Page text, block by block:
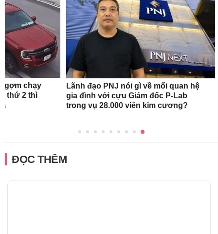
chạy
thứ 2 thì
Lãnh đạo PNJ nói gì về mối quan hệ
gia đình với cựu Giám đốc P-Lab
trong vụ 28.000 viên kim cương?
ĐỌC THÊM